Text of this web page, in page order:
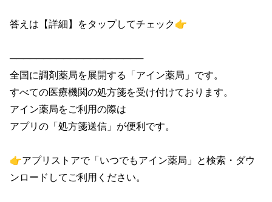
答えは【詳細】をタップしてチェック👉
────────────────────
全国に調剤薬局を展開する「アイン薬局」です。
すべての医療機関の処方箋を受け付けております。
アイン薬局をご利用の際は
アプリの「処方箋送信」が便利です。
👉アプリストアで「いつでもアイン薬局」と検索・ダウ
ンロードしてご利用ください。